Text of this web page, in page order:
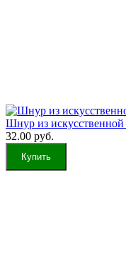
Шнур из
32.00 руб.